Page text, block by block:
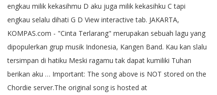
engkau milik kekasihmu D aku juga milik kekasihku C tapi
engkau selalu dihati G D View interactive tab. JAKARTA,
KOMPAS.com - "Cinta Terlarang" merupakan sebuah lagu yang
dipopulerkan grup musik Indonesia, Kangen Band. Kau kan slalu
tersimpan di hatiku Meski ragamu tak dapat kumiliki Tuhan
berikan aku … Important: The song above is NOT stored on the
Chordie server.The original song is hosted at